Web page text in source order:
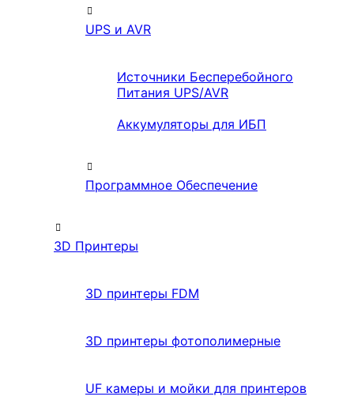
UPS и AVR
Источники Бесперебойного
Питания UPS/AVR
Аккумуляторы для ИБП
Программное Обеспечение
3D Принтеры
3D принтеры FDM
3D принтеры фотополимерные
UF камеры и мойки для принтеров